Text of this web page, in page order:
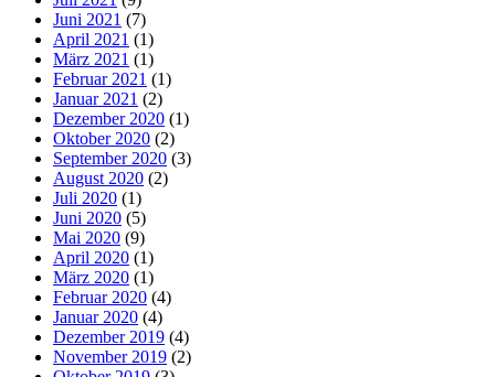
Juni 2021 (7)
April 2021 (1)
März 2021 (1)
Februar 2021 (1)
Januar 2021 (2)
Dezember 2020 (1)
Oktober 2020 (2)
September 2020 (3)
August 2020 (2)
Juli 2020 (1)
Juni 2020 (5)
Mai 2020 (9)
April 2020 (1)
März 2020 (1)
Februar 2020 (4)
Januar 2020 (4)
Dezember 2019 (4)
November 2019 (2)